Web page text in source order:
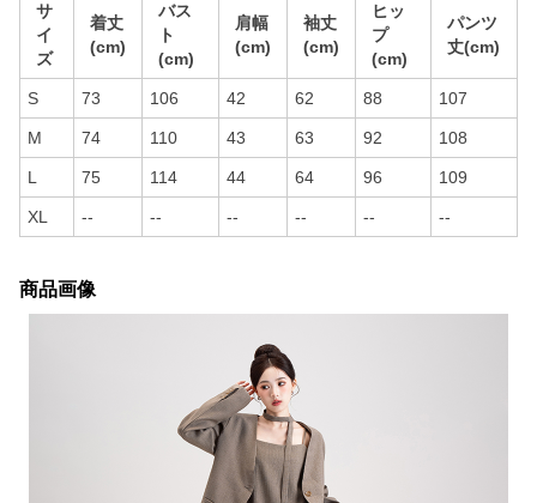
サ
イ
ズ
着丈
(cm)
バス
ト
(cm)
肩幅
(cm)
袖丈
(cm)
ヒッ
プ
(cm)
パンツ
丈(cm)
S 73 106 42 62 88 107
M 74 110 43 63 92 108
L 75 114 44 64 96 109
XL -- -- -- -- -- --
商品画像